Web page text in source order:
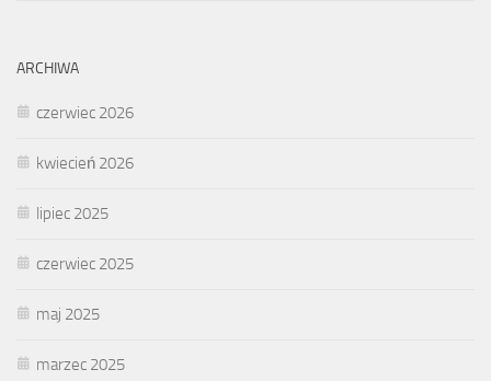
ARCHIWA
czerwiec 2026
kwiecień 2026
lipiec 2025
czerwiec 2025
maj 2025
marzec 2025